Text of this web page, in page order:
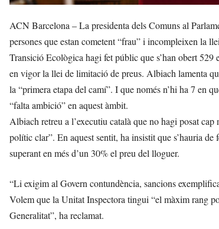
ACN Barcelona – La presidenta dels Comuns al
persones que estan cometent “frau” i incompleixen la
Transició Ecològica hagi fet públic que s’han obert 529
en vigor la llei de limitació de preus. Albiach lamenta
la “primera etapa del camí”. I que només n’hi ha 7 en
“falta ambició” en aquest àmbit.
Albiach retreu a l’executiu català que no hagi posat
polític clar”. En aquest sentit, ha insistit que s’hauria
superant en més d’un 30% el preu del lloguer.
“Li exigim al Govern contundència, sancions
Volem que la Unitat Inspectora tingui “el màxim rang
Generalitat”, ha reclamat.